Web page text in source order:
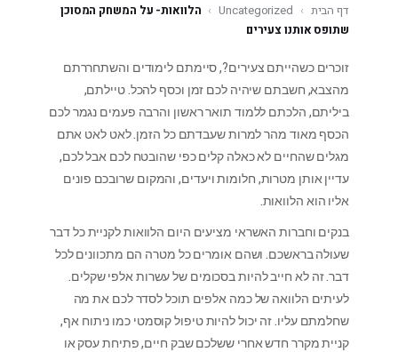
דף הבית ›
Uncategorized
› הלוואות- על המשחק המסוכן
שתופס אותנו צעירים
זוכרים כשהייתם צעירים?, סיימתם לימודים והשתחררתם
מהצבא, חשבתם שיהיה לכם זמן וכסף להכל. טיילתם,
ביליתם, הלכתם ללמוד תואר ראשון והרבה פעמים נגמר לכם
הכסף מאוד מהר למרות שעבדתם כל הזמן. לאט לאט אתם
מגלים שהחיים לא כאלה קלים כפי שהובטח לכם אבל לכם,
עדיין אותן מטרות, חלומות ויעדים, והמקום שרובכם פונים
אליו הוא הלוואות.
בנקים וחברות האשראי מציעים היום הלוואות לקניית כל דבר
שעולה בראשכם. ושהם אומרים כל מטרה הם מתכוונים לכל
דבר. זה לא חייב להיות בסכומים של עשרות אלפי שקלים.
לעיתים הלוואה של כמה אלפים תוכל לסדר לכם את מה
שחלמתם עליו. זה יכול להיות טיפול קוסמטי כמו ניתוח אף,
קניית מקרר חדש אחרי ששלכם שבק חיים, פתיחת עסק או